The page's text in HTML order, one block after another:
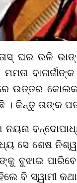
ତାସ୍ ଘର ଭଳି
ଉତ୍ତର
। କିନ୍ତୁ ତାଙ୍କ
ସେ ଶେଷ
ବୁଝାଇ
ବି ସ୍ୱାମୀ